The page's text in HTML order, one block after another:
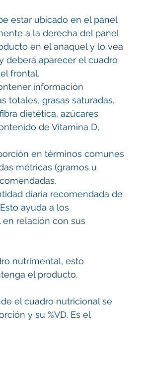
estar ubicado en el panel
a la derecha del panel
en el anaquel y lo vea
deberá aparecer el cuadro
frontal.
información
totales, grasas saturadas,
dietética, azúcares
de Vitamina D,
en términos comunes
métricas (gramos u
diaria recomendada de
ayuda a los
relación con sus
nutrimental, esto
el producto.
el cuadro nutricional se
y su %VD. Es el